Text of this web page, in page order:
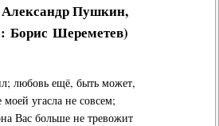
Александр Пушкин,
Борис Шереметев)
; любовь ещё, быть может,
угасла не совсем;
Вас больше не тревожит